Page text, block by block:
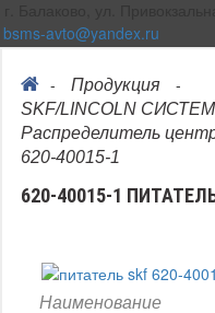
bsms-avto@yandex.ru
- Продукция -
SKF/LINCOLN
Распределитель
620-40015-1
620-40015-1
Наименование